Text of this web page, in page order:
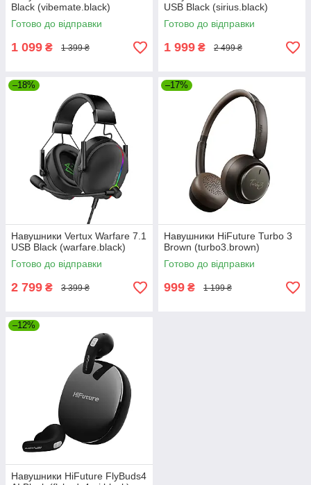
Black (vibemate.black)
Готово до відправки
1 099 ₴ 1 399 ₴
USB Black (sirius.black)
Готово до відправки
1 999 ₴ 2 499 ₴
–18%
Навушники Vertux Warfare 7.1
USB Black (warfare.black)
Готово до відправки
2 799 ₴ 3 399 ₴
–17%
Навушники HiFuture Turbo 3
Brown (turbo3.brown)
Готово до відправки
999 ₴ 1 199 ₴
–12%
Навушники HiFuture FlyBuds4